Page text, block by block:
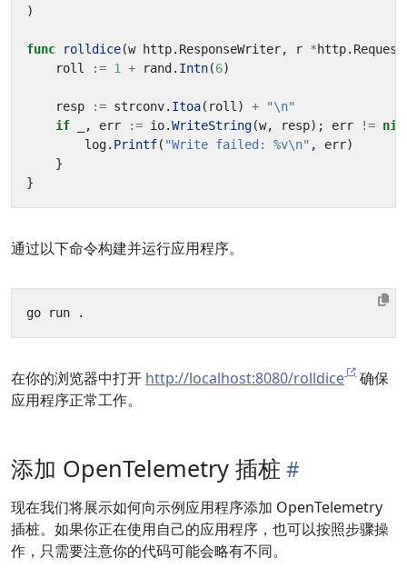
)
func rolldice(w http. ResponseWriter, r *http. Request
roll
:= 1 + rand . Intn(6)
resp := strconv. Itoa( roll ) +
"\n"
if
, err := io.WriteString(w, resp); err != nil
log. Printf( "Write failed: %v\n" , err)
}
}
通过以下命令构建并运行应用程序。
在你的浏览器中打开 http://localhost:8080/rolldice
确保
应用程序正常工作。
添加 OpenTelemetry 插桩
现在我们将展示如何向示例应用程序添加 OpenTelemetry
插桩。如果你正在使用自己的应用程序，也可以按照步骤操
作，只需要注意你的代码可能会略有不同。